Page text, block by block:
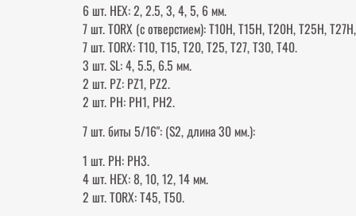
6 шт. HEX: 2, 2.5, 3, 4, 5, 6 мм.
7 шт. TORX (с отверстием): Т10Н, Т15Н, Т20Н, Т25Н,
7 шт. TORX: Т10, Т15, Т20, Т25, Т27, Т30, Т40.
3 шт. SL: 4, 5.5, 6.5 мм.
2 шт. PZ: PZ1, PZ2.
2 шт. РН: РН1, РН2.
7 шт. биты 5/16": (S2, длина 30 мм.):
1 шт. РН: РН3.
4 шт. HEX: 8, 10, 12, 14 мм.
2 шт. TORX: Т45, Т50.